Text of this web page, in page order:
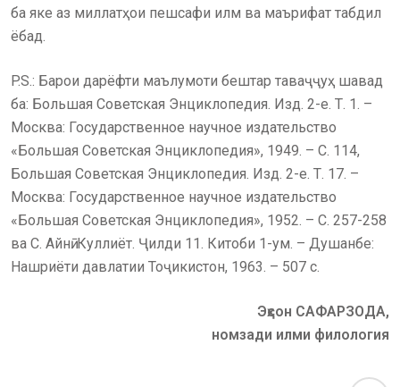
ба яке аз миллатҳои пешсафи илм ва маърифат табдил
ёбад.
P.S.: Барои дарёфти маълумоти бештар таваҷҷуҳ шавад
ба: Большая Советская Энциклопедия. Изд. 2-е. Т. 1. –
Москва: Государственное научное издательство
«Большая Советская Энциклопедия», 1949. – С. 114,
Большая Советская Энциклопедия. Изд. 2-е. Т. 17. –
Москва: Государственное научное издательство
«Большая Советская Энциклопедия», 1952. – С. 257-258
ва С. Айнӣ. Куллиёт. Ҷилди 11. Китоби 1-ум. – Душанбе:
Нашриёти давлатии Тоҷикистон, 1963. – 507 с.
Эҳсон САФАРЗОДА,
номзади илми филология